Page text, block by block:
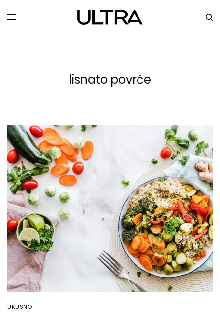
lisnato povrće
UKUSNO